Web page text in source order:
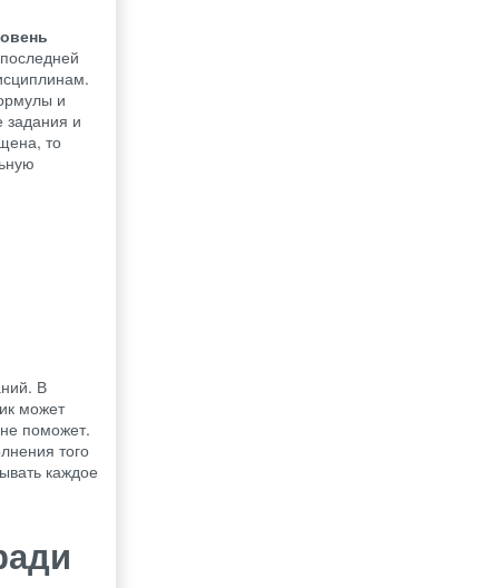
и
задания и
то
В
может
поможет.
того
каждое